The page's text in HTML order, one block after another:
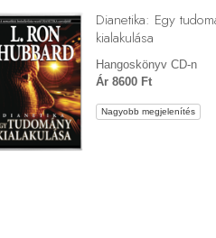
Az elnyomás oka
Kivizsgálások
A szervezés alapjai
A public relations alapjai
Dianetika: Egy
kialakulása
Hangoskönyv CD-n
Ár 8600 Ft
Nagyobb megjelenítés